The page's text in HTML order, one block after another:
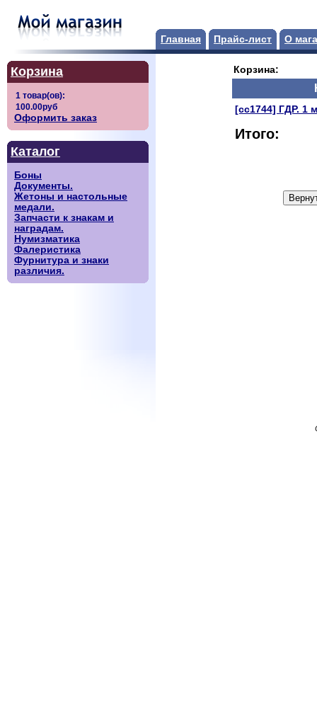
Главная Прайс-лист О
Корзина
Оформить заказ
Каталог
Боны
Документы.
Жетоны и настольные
медали.
Запчасти к знакам и
наградам.
Нумизматика
Фалеристика
Фурнитура и знаки
различия.
Корзина:
[сс1744] ГДР. 1
Итого: